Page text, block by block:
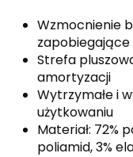
Wzmocnienie
Strefa
amortyzacji
Wytrzymałe i
użytkowaniu
Materiał: 72%
poliamid, 3%